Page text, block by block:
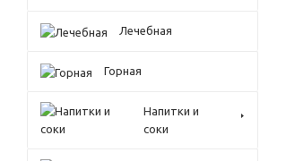
Лечебная
Горная
Напитки и
соки